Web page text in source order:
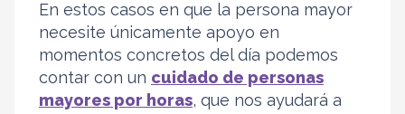
En estos casos en que la persona mayor
necesite únicamente apoyo en
momentos concretos del día podemos
contar con un cuidado de personas
mayores por horas, que nos ayudará a